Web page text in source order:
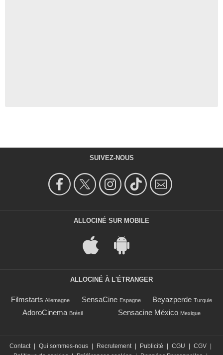
SUIVEZ-NOUS
ALLOCINÉ SUR MOBILE
ALLOCINÉ À L'ÉTRANGER
Filmstarts Allemagne SensaCine Espagne Beyazperde Turquie
AdoroCinema Brésil Sensacine México Mexique
Contact | Qui sommes-nous | Recrutement | Publicité | CGU | CGV |